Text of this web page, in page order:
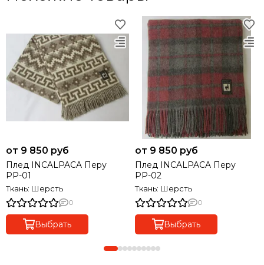
от 9 850 руб
Плед INCALPACA Перу
РР-01
Ткань: Шерсть
0
Выбрать
от 9 850 руб
Плед INCALPACA Перу
РР-02
Ткань: Шерсть
0
Выбрать